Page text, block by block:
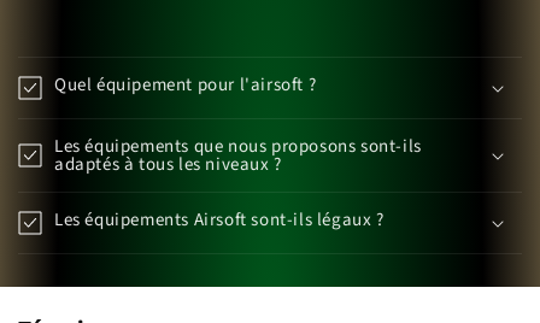
Quel équipement pour l'airsoft ?
Les équipements que nous proposons sont-ils
adaptés à tous les niveaux ?
Les équipements Airsoft sont-ils légaux ?